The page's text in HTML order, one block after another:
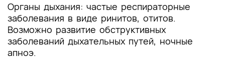
Органы дыхания: частые респираторные
заболевания в виде ринитов, отитов.
Возможно развитие обструктивных
заболеваний дыхательных путей, ночные
апноэ.